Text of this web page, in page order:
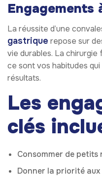
Engagements
La réussite d’une
gastrique repose sur
vie durables. La chirurgie
ce sont vos habitudes
résultats.
Les
clés
Consommer de petits
Donner la priorité